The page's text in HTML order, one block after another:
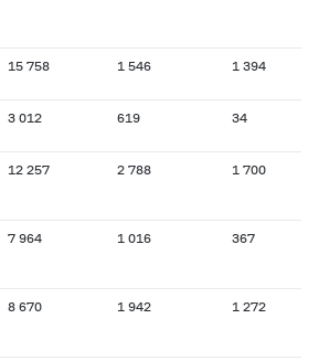
15 758 1 546 1 394
3 012 619 34
12 257 2 788 1 700
7 964 1 016 367
8 670 1 942 1 272